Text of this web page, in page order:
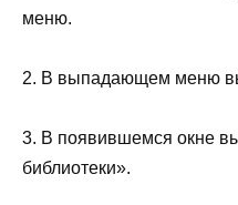
меню.
2. В выпадающем меню
3. В появившемся окне
библиотеки».